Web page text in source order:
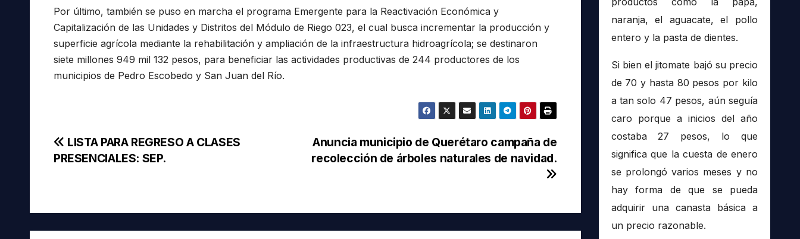
Por último, también se puso en marcha el programa Emergente para la Reactivación Económica y
Capitalización de las Unidades y Distritos del Módulo de Riego 023, el cual busca incrementar la producción y
superficie agrícola mediante la rehabilitación y ampliación de la infraestructura hidroagrícola; se destinaron
siete millones 949 mil 132 pesos, para beneficiar las actividades productivas de 244 productores de los
municipios de Pedro Escobedo y San Juan del Río.
Navegación
Anuncia municipio de Querétaro campaña de
recolección de árboles naturales de navidad.
LISTA PARA REGRESO A CLASES
PRESENCIALES: SEP.
naranja, el aguacate, el pollo
entero y la pasta de dientes.
Si bien el jitomate bajó su precio
de 70 y hasta 80 pesos por kilo
a tan solo 47 pesos, aún seguía
caro porque a inicios del año
costaba 27 pesos, lo que
significa que la cuesta de enero
se prolongó varios meses y no
hay forma de que se pueda
adquirir una canasta básica a
un precio razonable.